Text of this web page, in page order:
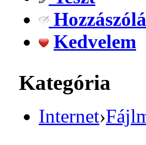
Kedvelem
Kategória
Internet›